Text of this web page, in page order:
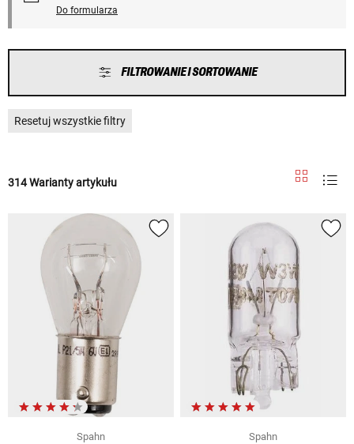
Do formularza
FILTROWANIE I SORTOWANIE
Resetuj wszystkie filtry
314 Warianty artykułu
Spahn
Spahn